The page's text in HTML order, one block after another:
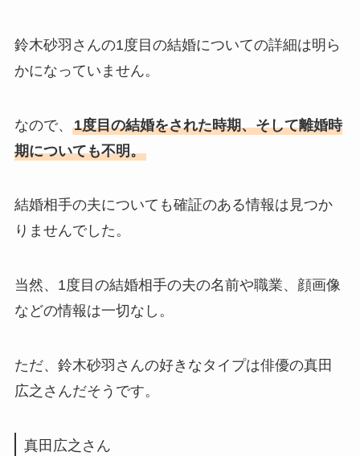
馴れ初めも調査！
鈴木砂羽さんの1度目の結婚についての詳細は明ら
かになっていません。
なので、 1度目の結婚をされた時期、そして離婚時
期についても不明。
結婚相手の夫についても確証のある情報は見つか
りませんでした。
当然、1度目の結婚相手の夫の名前や職業、顔画像
などの情報は一切なし。
ただ、鈴木砂羽さんの好きなタイプは俳優の真田
広之さんだそうです。
真田広之さん